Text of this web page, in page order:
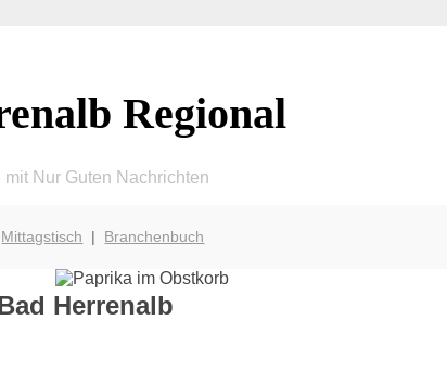
Regional
mit Nur Guten Nachrichten
Mittagstisch | Branchenbuch
Herrenalb